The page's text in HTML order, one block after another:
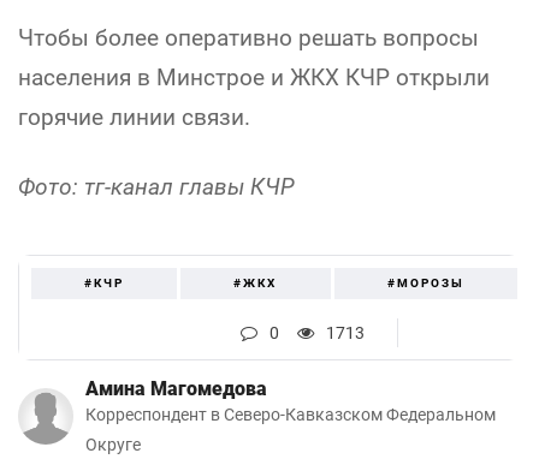
Чтобы более оперативно решать вопросы
населения в Минстрое и ЖКХ КЧР открыли
горячие линии связи.
Фото: тг-канал главы КЧР
#КЧР #ЖКХ #МОРОЗЫ
0 1713
Амина Магомедова
Корреспондент в Северо-Кавказском Федеральном
Округе